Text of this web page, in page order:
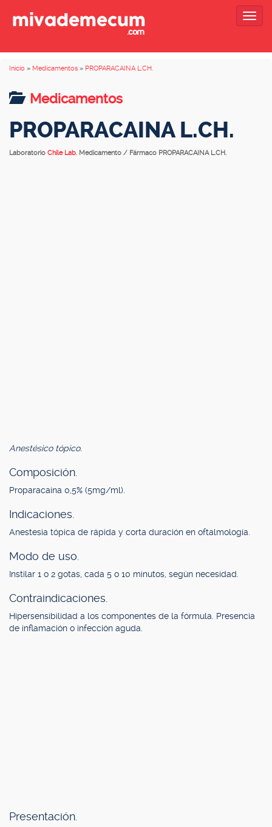
Inicio » Medicamentos » PROPARACAINA L.CH.
Medicamentos
PROPARACAINA L.CH.
Laboratorio Chile Lab. Medicamento / Fármaco PROPARACAINA L.CH.
Anestésico tópico.
Composición.
Proparacaína 0,5% (5mg/ml).
Indicaciones.
Anestesia tópica de rápida y corta duración en oftalmología.
Modo de uso.
Instilar 1 o 2 gotas, cada 5 o 10 minutos, según necesidad.
Contraindicaciones.
Hipersensibilidad a los componentes de la fórmula. Presencia
de inflamación o infección aguda.
Presentación.